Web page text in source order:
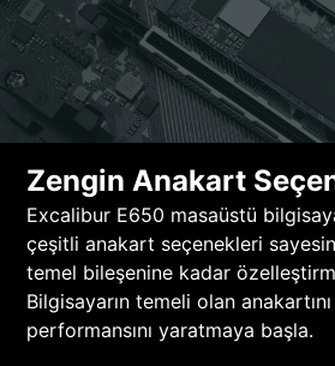
Zengin Anakart
Excalibur E650 masaüstü
çeşitli anakart seçenekleri
temel bileşenine kadar
Bilgisayarın temeli olan
performansını yaratmaya başla.